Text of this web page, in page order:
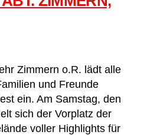
Zimmern o.R. lädt alle
und Freunde
ein. Am Samstag, den
sich der Vorplatz der
voller Highlights für